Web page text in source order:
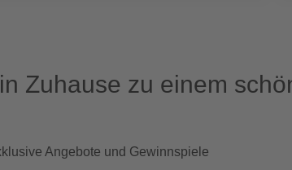
Zuhause zu einem
Angebote und Gewinnspiele